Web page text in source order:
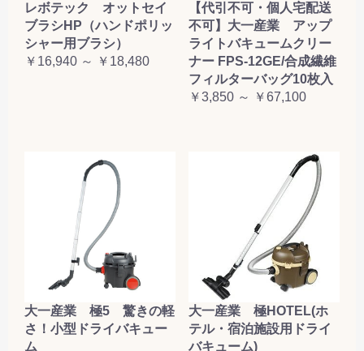
レボテック オットセイ
ブラシHP（ハンドポリッ
シャー用ブラシ）
￥16,940 ～ ￥18,480
【代引不可・個人宅配送
不可】大一産業 アップ
ライトバキュームクリー
ナー FPS-12GE/合成繊維
フィルターバッグ10枚入
￥3,850 ～ ￥67,100
大一産業 極5 驚きの軽
さ！小型ドライバキュー
ム
大一産業 極HOTEL(ホ
テル・宿泊施設用ドライ
バキューム)